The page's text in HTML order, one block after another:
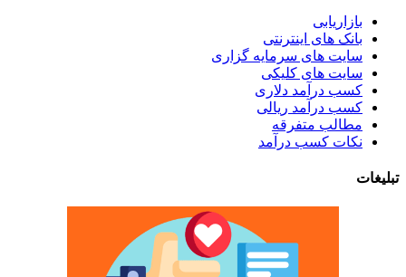
بازاریابی
بانک های اینترنتی
سایت های سرمایه گزاری
سایت های کلیکی
کسب درآمد دلاری
کسب درآمد ریالی
مطالب متفرقه
نکات کسب درآمد
تبلیغات